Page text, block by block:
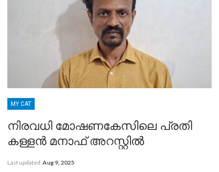
MY CAT
നിരവധി മോഷണകേസിലെ പ്രതി
കള്ളൻ മനാഫ് അറസ്റ്റിൽ
Last updated Aug 9, 2025